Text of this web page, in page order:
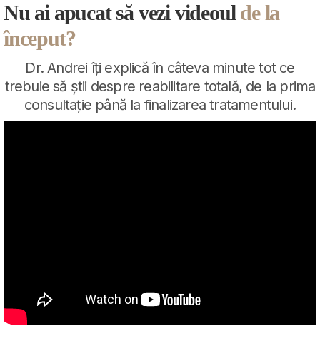
Nu ai apucat să vezi videoul de la
început?
Dr. Andrei îți explică în câteva minute tot ce
trebuie să știi despre reabilitare totală, de la prima
consultație până la finalizarea tratamentului.